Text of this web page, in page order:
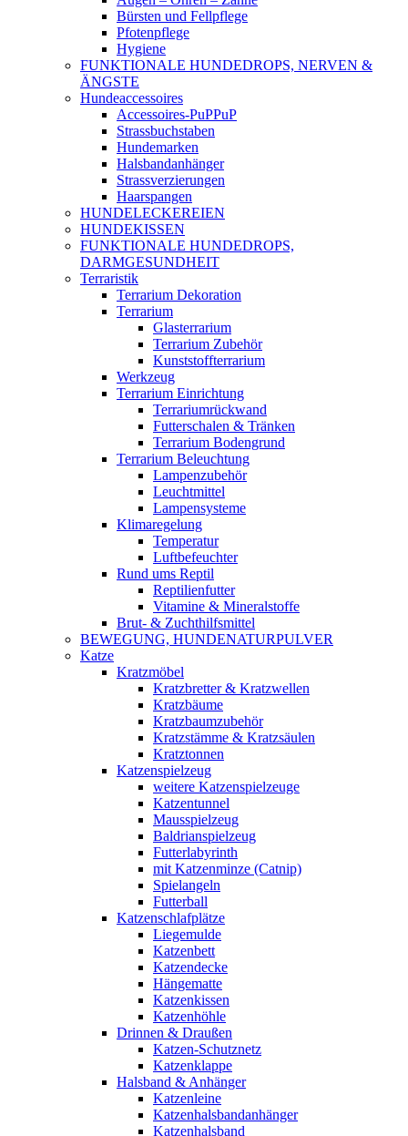
Bürsten und Fellpflege
Pfotenpflege
Hygiene
FUNKTIONALE HUNDEDROPS, NERVEN &
ÄNGSTE
Hundeaccessoires
Accessoires-PuPPuP
Strassbuchstaben
Hundemarken
Halsbandanhänger
Strassverzierungen
Haarspangen
HUNDELECKEREIEN
HUNDEKISSEN
FUNKTIONALE HUNDEDROPS,
DARMGESUNDHEIT
Terraristik
Terrarium Dekoration
Terrarium
Glasterrarium
Terrarium Zubehör
Kunststoffterrarium
Werkzeug
Terrarium Einrichtung
Terrariumrückwand
Futterschalen & Tränken
Terrarium Bodengrund
Terrarium Beleuchtung
Lampenzubehör
Leuchtmittel
Lampensysteme
Klimaregelung
Temperatur
Luftbefeuchter
Rund ums Reptil
Reptilienfutter
Vitamine & Mineralstoffe
Brut- & Zuchthilfsmittel
BEWEGUNG, HUNDENATURPULVER
Katze
Kratzmöbel
Kratzbretter & Kratzwellen
Kratzbäume
Kratzbaumzubehör
Kratzstämme & Kratzsäulen
Kratztonnen
Katzenspielzeug
weitere Katzenspielzeuge
Katzentunnel
Mausspielzeug
Baldrianspielzeug
Futterlabyrinth
mit Katzenminze (Catnip)
Spielangeln
Futterball
Katzenschlafplätze
Liegemulde
Katzenbett
Katzendecke
Hängematte
Katzenkissen
Katzenhöhle
Drinnen & Draußen
Katzen-Schutznetz
Katzenklappe
Halsband & Anhänger
Katzenleine
Katzenhalsbandanhänger
Katzenhalsband